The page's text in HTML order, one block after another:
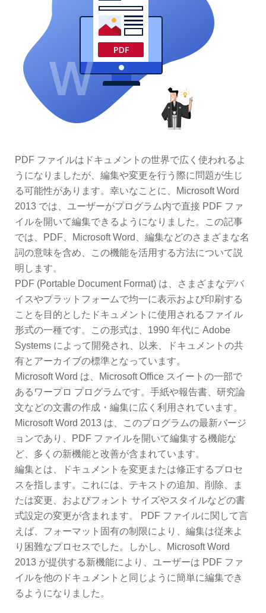
PDF ファイルはドキュメントの世界で広く使われるよ
うになりましたが、編集や変更を行う際に問題が生じ
る可能性があります。幸いなことに、Microsoft Word
2013 では、ユーザーがプログラム内で直接 PDF ファ
イルを開いて編集できるようになりました。この記事
では、PDF、Microsoft Word、編集などのさまざまな名
詞の意味を含め、この機能を活用する方法について説
明します。
PDF (Portable Document Format) は、さまざまなデバ
イスやプラットフォームで均一に表示および印刷する
ことを目的としたドキュメントに使用されるファイル
形式の一種です。この形式は、1990 年代に Adobe
Systems によって開発され、以来、ドキュメントの共
有とアーカイブの標準となっています。
Microsoft Word は、Microsoft Office スイートの一部で
あるワープロ プログラムです。手紙や報告書、研究論
文などの文書の作成・編集に広く利用されています。
Microsoft Word 2013 は、このプログラムの最新バージ
ョンであり、PDF ファイルを開いて編集する機能な
ど、多くの新機能と改善が含まれています。
編集とは、ドキュメントを変更または修正するプロセ
スを指します。これには、テキストの追加、削除、ま
たは変更、およびフォント サイズやスタイルなどの書
式設定の変更が含まれます。 PDF ファイルに関して言
えば、フォーマット固有の制限により、編集は従来よ
り困難なプロセスでした。しかし、Microsoft Word
2013 が提供する新機能により、ユーザーは PDF ファ
イルを他のドキュメントと同じように簡単に編集でき
るようになりました。